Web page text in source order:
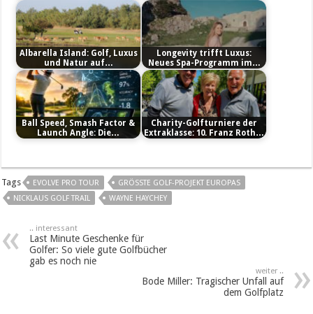
Albarella Island: Golf, Luxus
und Natur auf…
Longevity trifft Luxus:
Neues Spa-Programm im…
Ball Speed, Smash Factor &
Launch Angle: Die…
Charity-Golfturniere der
Extraklasse: 10. Franz Roth…
Tags EVOLVE PRO TOUR
GRÖSSTE GOLF-PROJEKT EUROPAS
NICKLAUS GOLF TRAIL
WAYNE HAYCHEY
.. interessant
Last Minute Geschenke für
Golfer: So viele gute Golfbücher
gab es noch nie
weiter ..
Bode Miller: Tragischer Unfall auf
dem Golfplatz